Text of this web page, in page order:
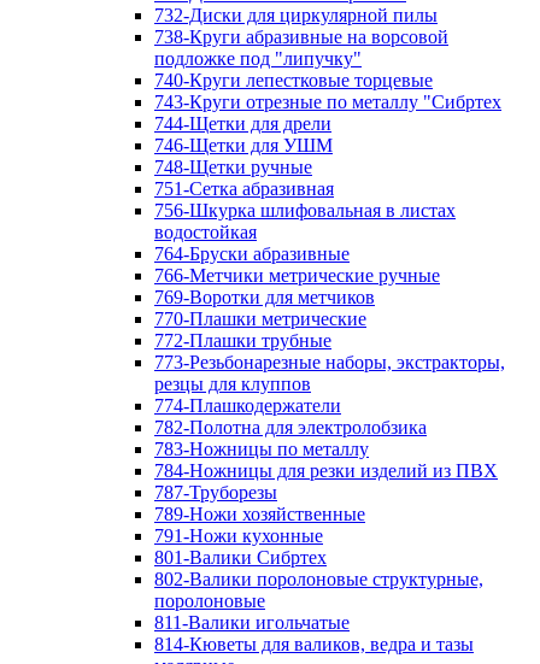
732-Диски для циркулярной пилы
738-Круги абразивные на ворсовой
подложке под "липучку"
740-Круги лепестковые торцевые
743-Круги отрезные по металлу "Сибртех
744-Щетки для дрели
746-Щетки для УШМ
748-Щетки ручные
751-Сетка абразивная
756-Шкурка шлифовальная в листах
водостойкая
764-Бруски абразивные
766-Метчики метрические ручные
769-Воротки для метчиков
770-Плашки метрические
772-Плашки трубные
773-Резьбонарезные наборы, экстракторы,
резцы для клуппов
774-Плашкодержатели
782-Полотна для электролобзика
783-Ножницы по металлу
784-Ножницы для резки изделий из ПВХ
787-Труборезы
789-Ножи хозяйственные
791-Ножи кухонные
801-Валики Сибртех
802-Валики поролоновые структурные,
поролоновые
811-Валики игольчатые
814-Кюветы для валиков, ведра и тазы